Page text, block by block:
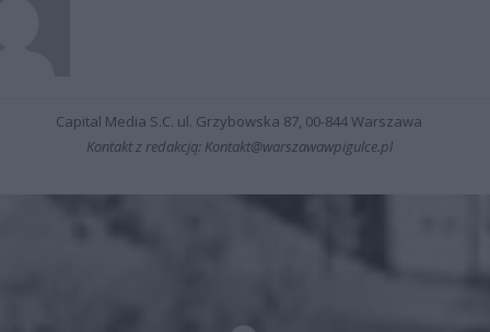
Capital Media S.C. ul. Grzybowska 87, 00-844 Warszawa
Kontakt z redakcją: Kontakt@warszawawpigulce.pl